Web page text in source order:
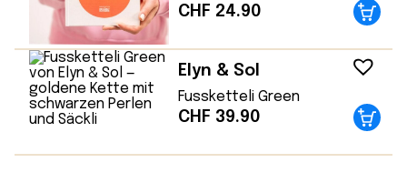
CHF 24.90
Elyn & Sol
Fussketteli Green
CHF 39.90